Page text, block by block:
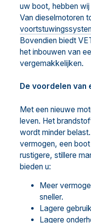
uw boot, hebben wij
Van dieselmotoren
Bovendien biedt
het inbouwen van
vergemakkelijken.
De voordelen van
Met een nieuwe
leven. Het
wordt minder
vermogen, een
rustigere, stillere
bieden u:
Meer
sneller.
Lagere
Lagere